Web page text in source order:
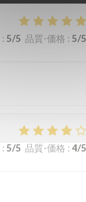
: 5/5 品質-価格 : 5/5
: 5/5 品質-価格 : 4/5